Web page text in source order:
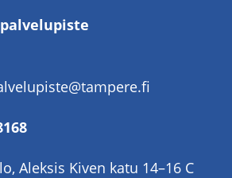
Aleksis Kiven katu 14–16 C